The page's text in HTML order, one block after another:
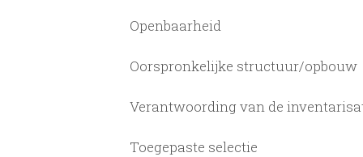
Openbaarheid
Oorspronkelijke structuur/opbouw
Verantwoording van de
Toegepaste selectie